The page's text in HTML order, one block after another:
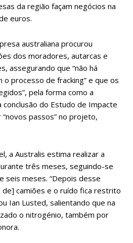
da região façam negócios na
euros.
australiana procurou
dos moradores, autarcas e
assegurando que “não há
o processo de fracking” e que os
pela forma como a
do Estudo de Impacte
passos” no projeto,
a Australis estima realizar a
três meses, seguindo-se
seis meses. “Depois desse
camiões e o ruído fica restrito
Ian Lusted, salientando que na
o nitrogénio, também por